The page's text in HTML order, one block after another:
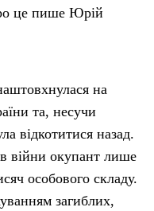
це пише Юрій
на
та, несучи
відкотитися назад.
війни окупант лише
особового складу.
загиблих,